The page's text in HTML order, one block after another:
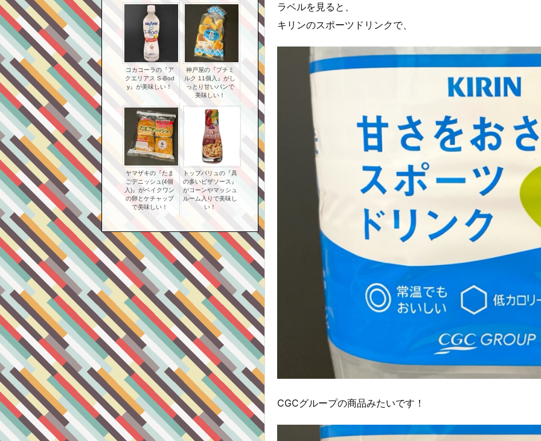
ラベルを見ると、
キリンのスポーツドリンクで、
CGCグループの商品みたいです！
コカコーラの『ア
クエリアス S-Bod
y』が美味しい！
神戸屋の『プチミ
ルク 11個入』がし
っとり甘いパンで
美味しい！
ヤマザキの『たま
ごデニッシュ(4個
入)』がベイクワン
の卵とケチャップ
で美味しい！
トップバリュの『具
の多いピザソース』
がコーンやマッシュ
ルーム入りで美味し
い！